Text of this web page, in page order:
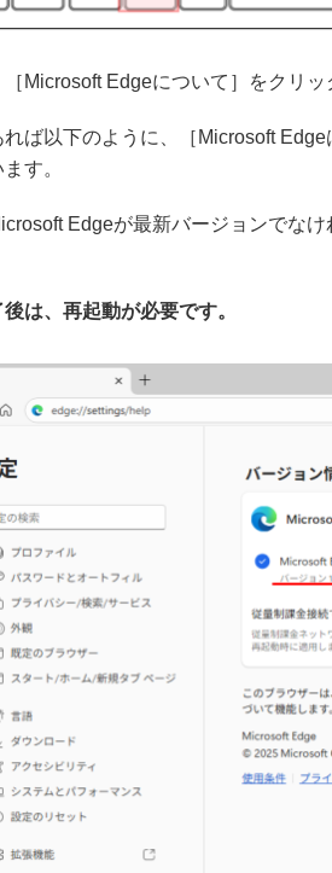
Microsoft Edgeについて］をクリッ
ば以下のように、［Microsoft
す。
Edgeが最新バージョンでな
は、再起動が必要です。